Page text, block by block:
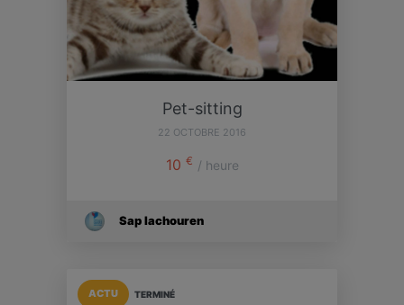
Pet-sitting
22 OCTOBRE 2016
10 € / heure
Sap Iachouren
TERMINÉ
ACTU